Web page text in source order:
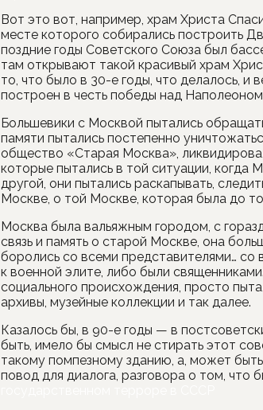
Вот это вот, например, храм Христа
месте которого собирались построить
поздние годы Советского Союза был
там открывают такой красивый храм
то, что было в 30-е годы, что делалось, и
построен в честь победы над
Большевики с Москвой пытались
памяти пытались постепенно
общество «Старая Москва»,
которые пытались в той ситуации, когда
другой, они пытались раскапывать,
Москве, о той Москве, которая была до
Москва была вальяжным городом, с
связь и память о старой Москве, она
боролись со всеми представителями…
к военной элите, либо были
социального происхождения, просто
архивы, музейные коллекции и так далее.
Казалось бы, в 90-е годы — в
быть, имело бы смысл не стирать этот
такому помпезному зданию, а, может
повод для диалога, разговора о том, что